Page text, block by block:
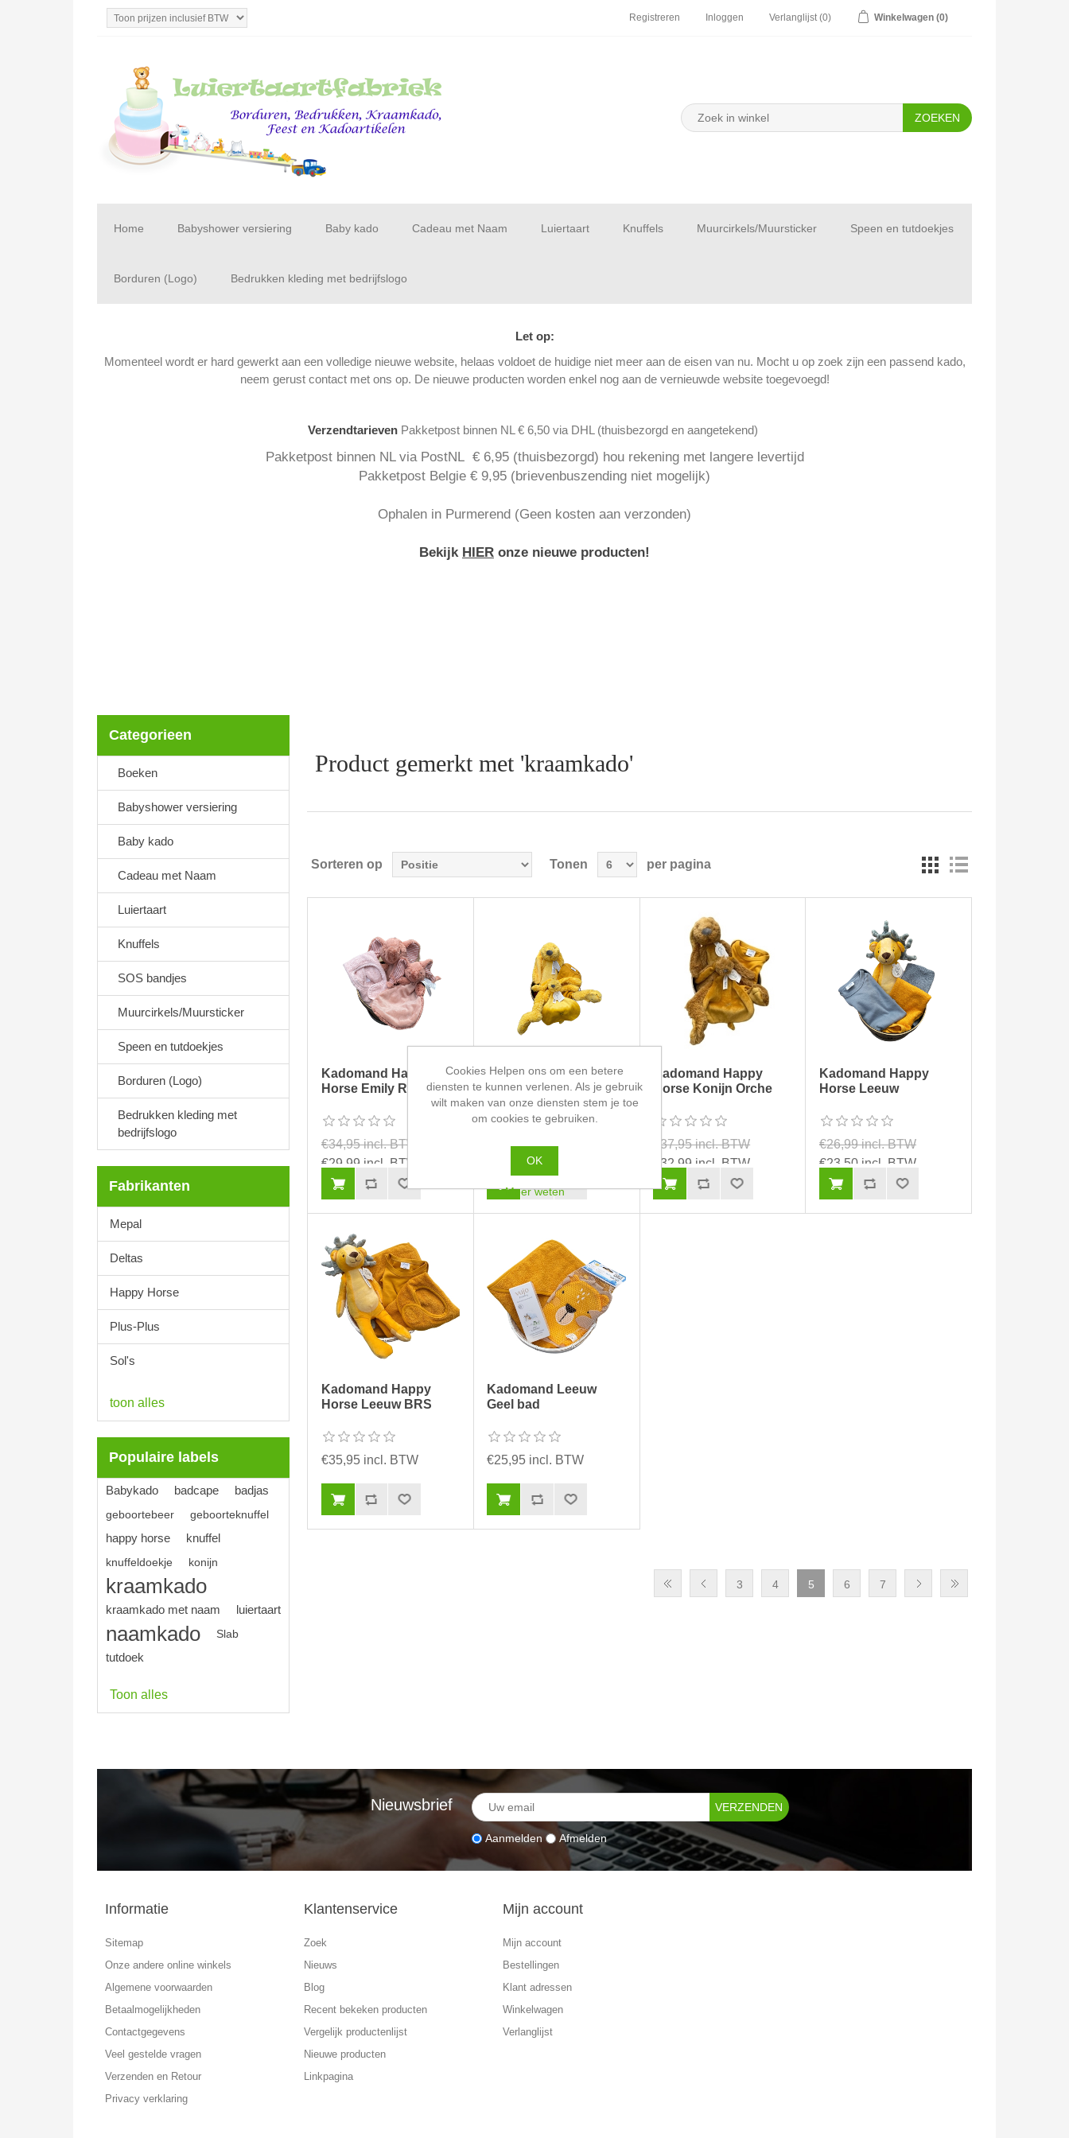
Registreren Inloggen Verlanglijst (0) Winkelwagen (0)
Home Babyshower versiering Baby kado Cadeau met Naam Luiertaart Knuffels Muurcirkels/Muursticker Speen en tutdoekjes
Borduren (Logo) Bedrukken kleding met bedrijfslogo
Let op:
Momenteel wordt er hard gewerkt aan een volledige nieuwe website, helaas voldoet de huidige niet meer aan de eisen van nu. Mocht u op zoek zijn een passend kado,
neem gerust contact met ons op. De nieuwe producten worden enkel nog aan de vernieuwde website toegevoegd!
Verzendtarieven Pakketpost binnen NL € 6,50 via DHL (thuisbezorgd en aangetekend)
Pakketpost binnen NL via PostNL € 6,95 (thuisbezorgd) hou rekening met langere levertijd
Pakketpost Belgie € 9,95 (brievenbuszending niet mogelijk)
Ophalen in Purmerend (Geen kosten aan verzonden)
Bekijk HIER onze nieuwe producten!
Categorieen
Boeken
Babyshower versiering
Baby kado
Cadeau met Naam
Luiertaart
Knuffels
SOS bandjes
Muurcirkels/Muursticker
Speen en tutdoekjes
Borduren (Logo)
Bedrukken kleding met
bedrijfslogo
Fabrikanten
Mepal
Deltas
Happy Horse
Plus-Plus
Sol's
toon alles
Populaire labels
Babykado badcape badjas
geboortebeer geboorteknuffel
happy horse knuffel
knuffeldoekje konijn
kraamkado
kraamkado met naam luiertaart
naamkado Slab
tutdoek
Toon alles
Product gemerkt met 'kraamkado'
Sorteren op Tonen per pagina
Kadomand Happy
Horse Emily Roze
€34,95 incl. BTW
€29,99 incl. BTW
Kadomand Happy
Horse Konijn Geel
€37,95 incl. BTW
€32,99 incl. BTW
Kadomand Happy
Horse Konijn Orche
€37,95 incl. BTW
€32,99 incl. BTW
Kadomand Happy
Horse Leeuw
€26,99 incl. BTW
€23,50 incl. BTW
Kadomand Happy
Horse Leeuw BRS
€35,95 incl. BTW
Kadomand Leeuw
Geel bad
€25,95 incl. BTW
3 4 5 6 7
Nieuwsbrief
Aanmelden Afmelden
Informatie
Sitemap
Onze andere online winkels
Algemene voorwaarden
Betaalmogelijkheden
Contactgegevens
Veel gestelde vragen
Verzenden en Retour
Privacy verklaring
Klantenservice
Zoek
Nieuws
Blog
Recent bekeken producten
Vergelijk productenlijst
Nieuwe producten
Linkpagina
Mijn account
Mijn account
Bestellingen
Klant adressen
Winkelwagen
Verlanglijst
Cookies Helpen ons om een betere
diensten te kunnen verlenen. Als je gebruik
wilt maken van onze diensten stem je toe
om cookies te gebruiken.
OK
Meer weten